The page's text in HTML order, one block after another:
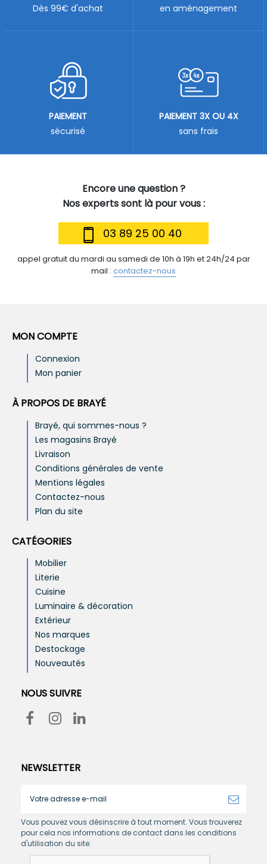
Encore une question ?
Nos experts sont là pour vous :
03 89 25 00 40
appel gratuit du mardi au samedi de 10h à 19h et 24h/24 par
mail : contactez-nous
Dès 99€ d'achat
en aménagement
PAIEMENT
sécurisé
PAIEMENT 3X OU 4X
sans frais
MON COMPTE
Connexion
Mon panier
À PROPOS DE BRAYÉ
Brayé, qui sommes-nous ?
Les magasins Brayé
Livraison
Conditions générales de vente
Mentions légales
Contactez-nous
Plan du site
CATÉGORIES
Mobilier
Literie
Cuisine
Luminaire & décoration
Extérieur
Nos marques
Destockage
Nouveautés
NOUS SUIVRE
NEWSLETTER
Vous pouvez vous désinscrire à tout moment. Vous trouverez
pour cela nos informations de contact dans les conditions
d'utilisation du site.